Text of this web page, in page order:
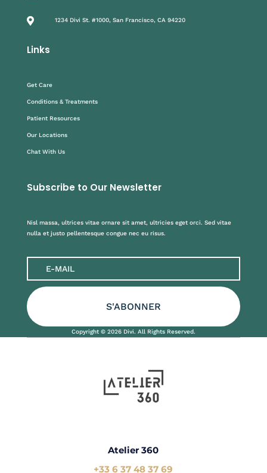
 1234 Divi St. #1000, San Francisco, CA 94220
Links
Get Care
Conditions & Treatments
Patient Resources
Our Locations
Chat With Us
Subscribe to Our Newsletter
Nisl massa, ultrices vitae ornare sit amet, ultricies eget orci. Sed vitae
nulla et justo pellentesque congue nec eu risus.
S'ABONNER
Copyright © 2026 Divi. All Rights Reserved.
Atelier 360
+33 6 37 48 37 69